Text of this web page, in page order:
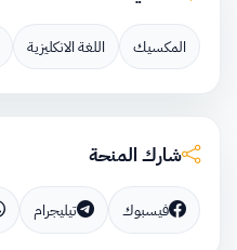
المكسيك اللغة الانكليزية
شارك المنحة
فيسبوك تيليجرام